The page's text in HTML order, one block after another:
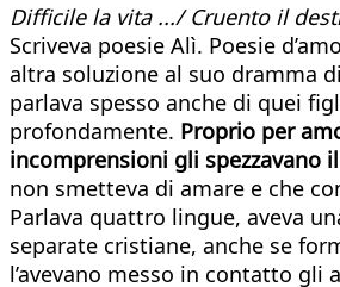
Difficile la vita .../ Cruento il
Scriveva poesie Alì. Poesie
altra soluzione al suo dramma
parlava spesso anche di quei
profondamente. Proprio per
incomprensioni gli spezzavano
non smetteva di amare e che
Parlava quattro lingue, aveva
separate cristiane, anche se
l’avevano messo in contatto